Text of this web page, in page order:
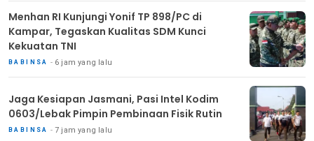
Menhan RI Kunjungi Yonif TP 898/PC di
Kampar, Tegaskan Kualitas SDM Kunci
Kekuatan TNI
BABINSA 6 jam yang lalu
Jaga Kesiapan Jasmani, Pasi Intel Kodim
0603/Lebak Pimpin Pembinaan Fisik Rutin
BABINSA 7 jam yang lalu